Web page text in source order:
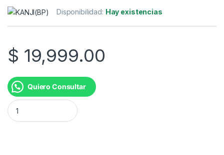
Disponibilidad: Hay existencias
$ 19,999.00
Quiero Consultar
BALANZA PERSONAL KJH-P2003A RED KANJI cantidad